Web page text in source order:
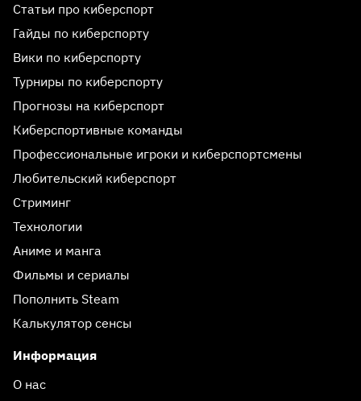
Статьи про киберспорт
Гайды по киберспорту
Вики по киберспорту
Турниры по киберспорту
Прогнозы на киберспорт
Киберспортивные команды
Профессиональные игроки и киберспортсмены
Любительский киберспорт
Стриминг
Технологии
Аниме и манга
Фильмы и сериалы
Пополнить Steam
Калькулятор сенсы
Информация
О нас